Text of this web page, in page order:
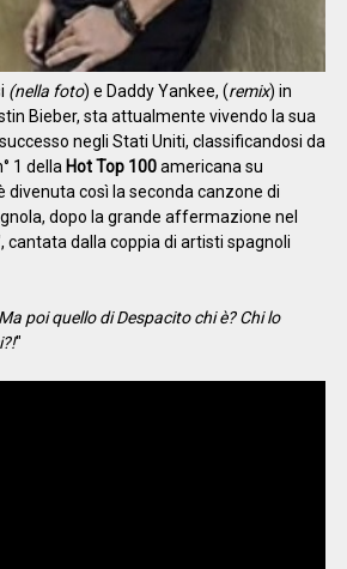
(nella foto) e Daddy Yankee, (remix) in
Bieber, sta attualmente vivendo la sua
negli Stati Uniti, classificandosi da
1 della Hot Top 100americana su
divenuta così la seconda canzone di
dopo la grande affermazione nel
cantata dalla coppia di artisti spagnoli
Ma poi quello di Despacito chi è? Chi lo
"